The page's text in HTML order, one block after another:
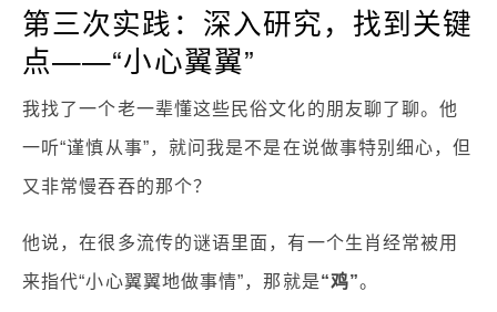
第三次实践：深入研究，找到关键
点——“小心翼翼”
我找了一个老一辈懂这些民俗文化的朋友聊了聊。他
一听“谨慎从事”，就问我是不是在说做事特别细心，但
又非常慢吞吞的那个？
他说，在很多流传的谜语里面，有一个生肖经常被用
来指代“小心翼翼地做事情”，那就是“鸡”。